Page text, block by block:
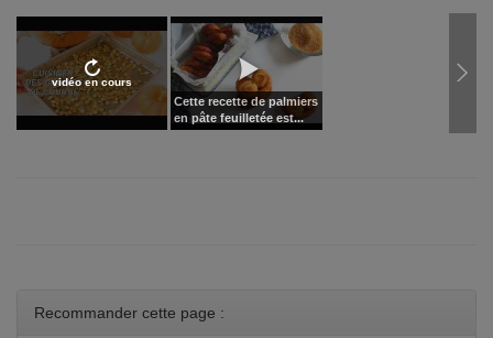
vidéo en cours
Cette recette de palmiers
en pâte feuilletée est...
Recommander cette page :